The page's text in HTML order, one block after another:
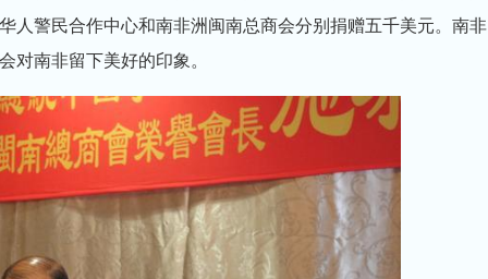
人警民合作中心和南非洲闽南总商会分别捐赠五千美元。南非
对南非留下美好的印象。